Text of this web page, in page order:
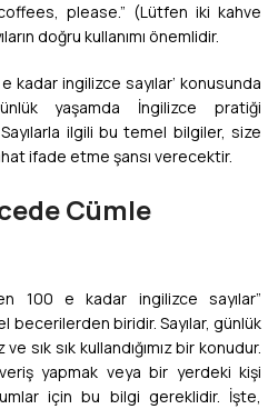
please.” (Lütfen iki kahve
doğru kullanımı önemlidir.
kadar ingilizce sayılar’ konusunda
yaşamda İngilizce pratiği
ilgili bu temel bilgiler, size
ifade etme şansı verecektir.
Cümle
100 e kadar ingilizce sayılar”
becerilerden biridir. Sayılar, günlük
sık sık kullandığımız bir konudur.
yapmak veya bir yerdeki kişi
için bu bilgi gereklidir. İşte,